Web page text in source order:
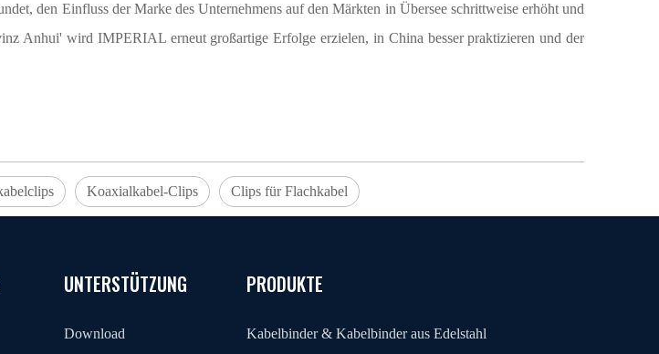
den Einfluss der Marke des Unternehmens auf den Märkten in Übersee schrittweise erhöht und
Anhui' wird IMPERIAL erneut großartige Erfolge erzielen, in China besser praktizieren und der
Koaxialkabel-Clips Clips für Flachkabel
UNTERSTÜTZUNG
Download
PRODUKTE
Kabelbinder & Kabelbinder aus Edelstahl